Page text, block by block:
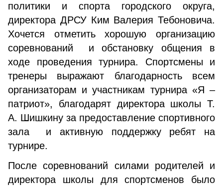
политики и спорта городского округа,
директора ДРСУ Ким Валерия Тебоновича.
Хочется отметить хорошую организацию
соревнований и обстановку общения в
ходе проведения турнира. Спортсмены и
тренеры выражают благодарность всем
организаторам и участникам турнира «Я –
патриот», благодарят директора школы Т.
А. Шишкину за предоставление спортивного
зала и активную поддержку ребят на
турнире.
После соревнований силами родителей и
директора школы для спортсменов было